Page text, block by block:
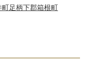
町足柄下郡箱根町